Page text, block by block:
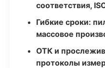
соответствия,
Гибкие сроки:
массовое
ОТК и
протоколы